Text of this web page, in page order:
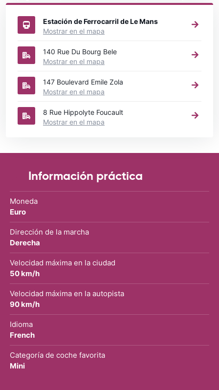
elegir en qué ciudad de Francia desea alquilar un coche.
Estación de Ferrocarril de Le Mans
Mostrar en el mapa
140 Rue Du Bourg Bele
Mostrar en el mapa
147 Boulevard Emile Zola
Mostrar en el mapa
8 Rue Hippolyte Foucault
Mostrar en el mapa
Información práctica
Moneda
Euro
Dirección de la marcha
Derecha
Velocidad máxima en la ciudad
50 km/h
Velocidad máxima en la autopista
90 km/h
Idioma
French
Categoría de coche favorita
Mini